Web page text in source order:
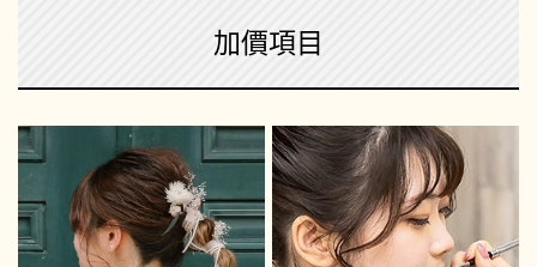
加價項目